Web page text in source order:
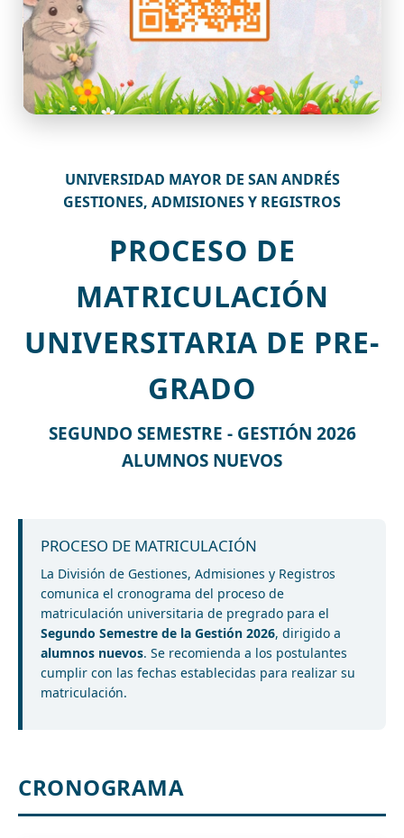
UNIVERSIDAD MAYOR DE SAN ANDRÉS
GESTIONES, ADMISIONES Y REGISTROS
PROCESO DE
MATRICULACIÓN
UNIVERSITARIA DE PRE-
GRADO
SEGUNDO SEMESTRE - GESTIÓN 2026
ALUMNOS NUEVOS
PROCESO DE MATRICULACIÓN
La División de Gestiones, Admisiones y Registros
comunica el cronograma del proceso de
matriculación universitaria de pregrado para el
Segundo Semestre de la Gestión 2026, dirigido a
alumnos nuevos. Se recomienda a los postulantes
cumplir con las fechas establecidas para realizar su
matriculación.
CRONOGRAMA